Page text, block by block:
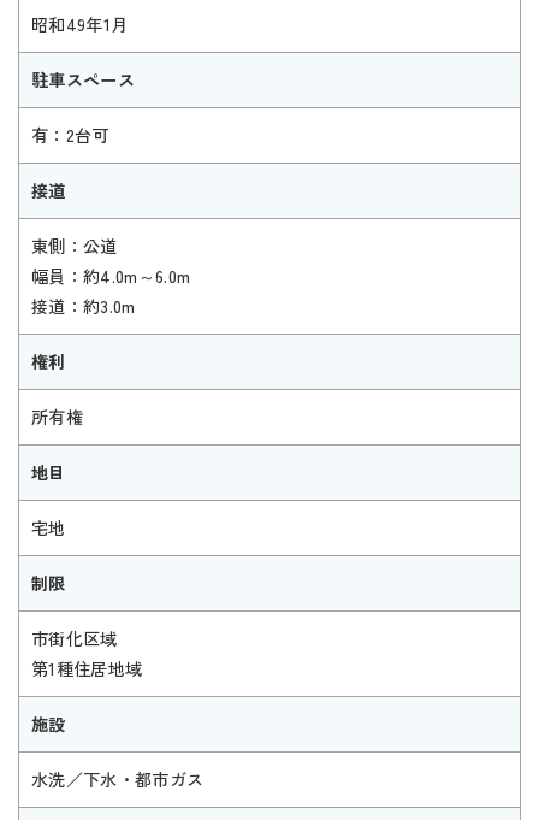
昭和49年1月
駐車スペース
有：2台可
接道
東側：公道
幅員：約4.0m～6.0m
接道：約3.0m
権利
所有権
地目
宅地
制限
市街化区域
第1種住居地域
施設
水洗／下水・都市ガス